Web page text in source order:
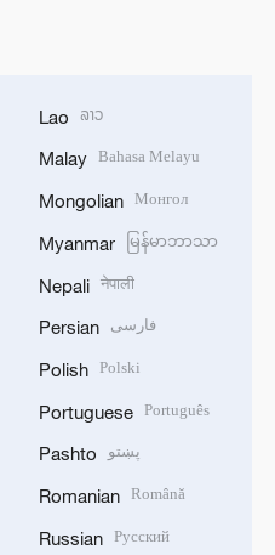
Lao ລາວ
Malay Bahasa Melayu
Mongolian Монгол
Myanmar မြန်မာဘာသာ
Nepali नेपाली
Persian فارسی
Polish Polski
Portuguese Português
Pashto پښتو
Romanian Română
Russian Русский